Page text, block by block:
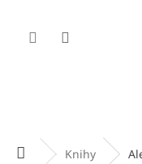
obsah
Domů Knihy